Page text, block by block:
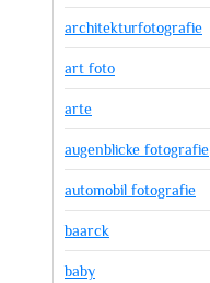
architekturfotografie
art foto
arte
augenblicke fotografie
automobil fotografie
baarck
baby